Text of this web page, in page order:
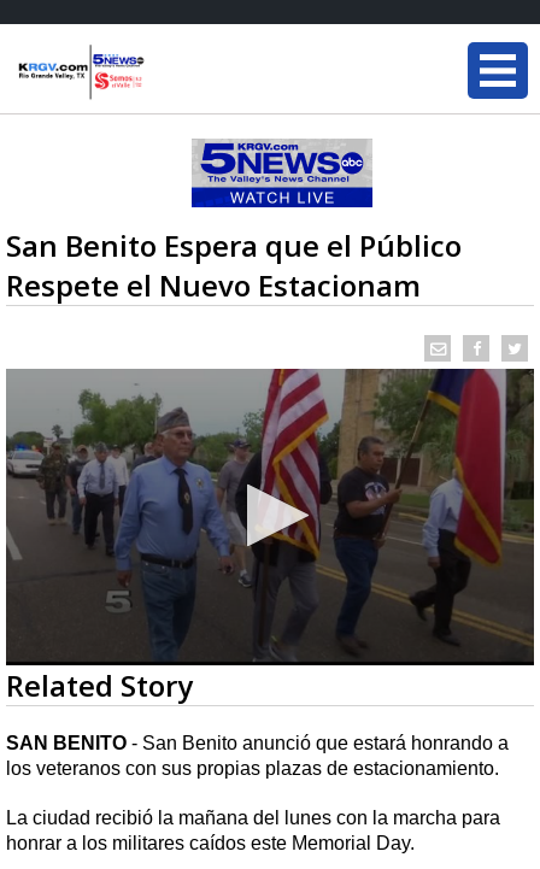
San Benito Espera que el Público
Respete el Nuevo Estacionam
0
seconds
of
1
minute,
46
Related Story
SAN BENITO - San Benito anunció que estará honrando a
los veteranos con sus propias plazas de estacionamiento.
La ciudad recibió la mañana del lunes con la marcha para
honrar a los militares caídos este Memorial Day.